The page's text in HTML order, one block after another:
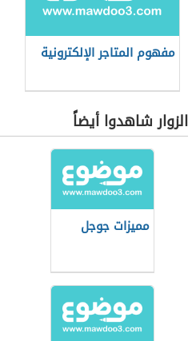
مفهوم المتاجر الإلكترونية
الزوار شاهدوا أيضاً
مميزات جوجل